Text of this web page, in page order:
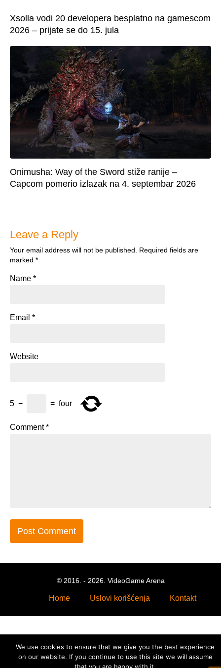
Xsolla vodi 20 developera besplatno na gamescom
2026 – prijate se do 15. jula
Onimusha: Way of the Sword stiže ranije –
Capcom pomerio izlazak na 4. septembar 2026
Leave a Reply
Your email address will not be published. Required fields are
marked *
Name *
Email *
Website
5 − = four
Comment*
© 2016. - 2026. VideoGame Arena
Home Uslovi korišćenja Kontakt
We use cookies to ensure that we give you the best experience
on our website. If you continue to use this site we will assume